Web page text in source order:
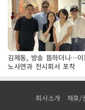
김제동, 방송 뜸하더니…이
노사연과 전시회서 포착
회사소개 제휴/